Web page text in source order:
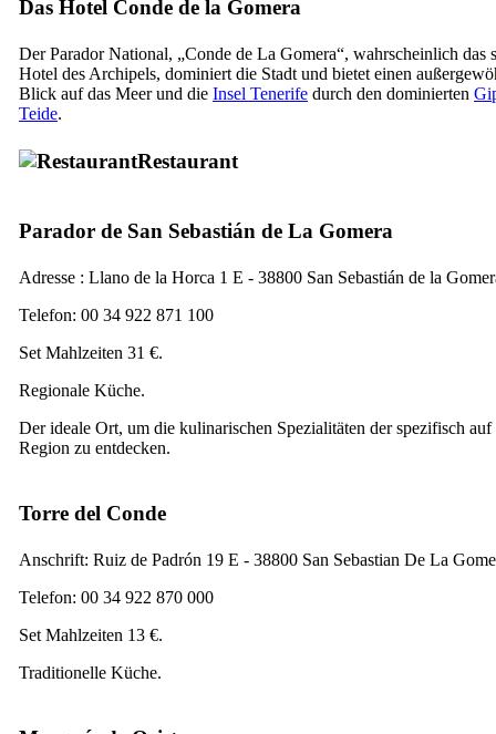
Das Hotel Conde de la Gomera
DerParadorNational, „Conde de La Gomera“, wahrscheinlich das
Hotel des Archipels, dominiert die Stadt und bietet einen
Blick auf das Meer und die Insel Tenerife durch den dominierten
Teide.
Restaurant
Parador de San Sebastián de La Gomera
Adresse : Llano de la Horca 1 E - 38800 San Sebastián de la
Telefon: 00 34 922 871 100
Set Mahlzeiten 31 €.
Regionale Küche.
Der ideale Ort, um die kulinarischen Spezialitäten der spezifisch auf
Region zu entdecken.
Torre del Conde
Anschrift: Ruiz de Padrón 19 E - 38800 San Sebastian De La
Telefon: 00 34 922 870 000
Set Mahlzeiten 13 €.
Traditionelle Küche.